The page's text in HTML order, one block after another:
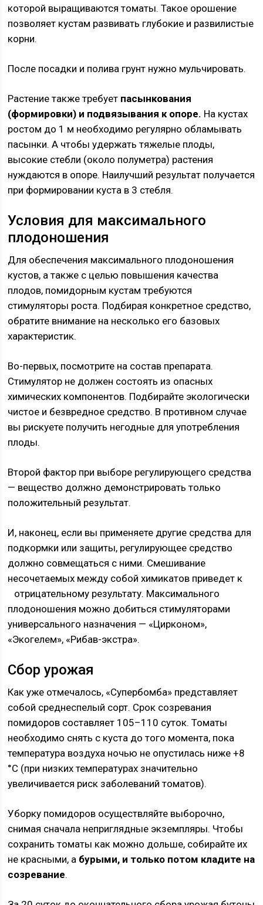
которой выращиваются томаты. Такое орошение
позволяет кустам развивать глубокие и развилистые
корни.
После посадки и полива грунт нужно мульчировать.
Растение также требует пасынкования
(формировки) и подвязывания к опоре. На кустах
ростом до 1 м необходимо регулярно обламывать
пасынки. А чтобы удержать тяжелые плоды,
высокие стебли (около полуметра) растения
нуждаются в опоре. Наилучший результат получается
при формировании куста в 3 стебля.
Условия для максимального
плодоношения
Для обеспечения максимального плодоношения
кустов, а также с целью повышения качества
плодов, помидорным кустам требуются
стимуляторы роста. Подбирая конкретное средство,
обратите внимание на несколько его базовых
характеристик.
Во-первых, посмотрите на состав препарата.
Стимулятор не должен состоять из опасных
химических компонентов. Подбирайте экологически
чистое и безвредное средство. В противном случае
вы рискуете получить негодные для употребления
плоды.
Второй фактор при выборе регулирующего средства
— вещество должно демонстрировать только
положительный результат.
И, наконец, если вы применяете другие средства для
подкормки или защиты, регулирующее средство
должно совмещаться с ними. Смешивание
несочетаемых между собой химикатов приведет к
отрицательному результату. Максимального
плодоношения можно добиться стимуляторами
универсального назначения — «Цирконом»,
«Экогелем», «Рибав-экстра».
Сбор урожая
Как уже отмечалось, «Супербомба» представляет
собой среднеспелый сорт. Срок созревания
помидоров составляет 105–110 суток. Томаты
необходимо снять с куста до того момента, пока
температура воздуха ночью не опустилась ниже +8
°C (при низких температурах значительно
увеличивается риск заболеваний томатов).
Уборку помидоров осуществляйте выборочно,
снимая сначала неприглядные экземпляры. Чтобы
сохранить томаты как можно дольше, собирайте их
не красными, а бурыми, и только потом кладите на
созревание.